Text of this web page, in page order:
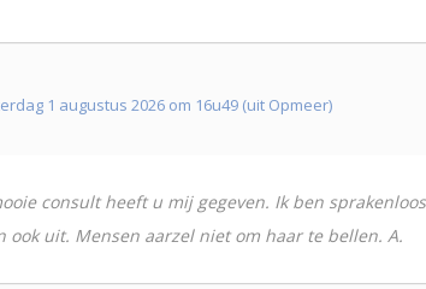
1 augustus 2026 om 16u49 (uit Opmeer)
consult heeft u mij gegeven. Ik ben
ook uit. Mensen aarzel niet om haar te bellen. A.